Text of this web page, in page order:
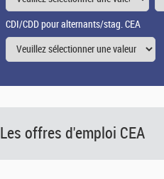
CDI/CDD pour alternants/stag. CEA
Les offres d'emploi CEA